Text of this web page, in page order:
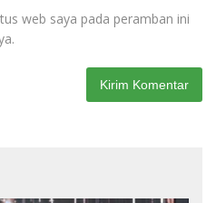
web saya pada peramban ini